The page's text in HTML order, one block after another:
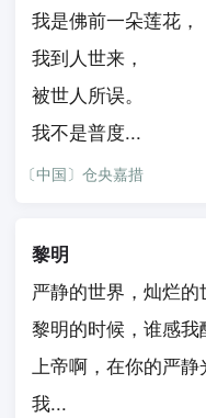
我是佛前一朵莲花，
我到人世来，
被世人所误。
我不是普度...
〔中国〕仓央嘉措
黎明
严静的世界，灿烂的
黎明的时候，谁感我
上帝啊，在你的严静
我...